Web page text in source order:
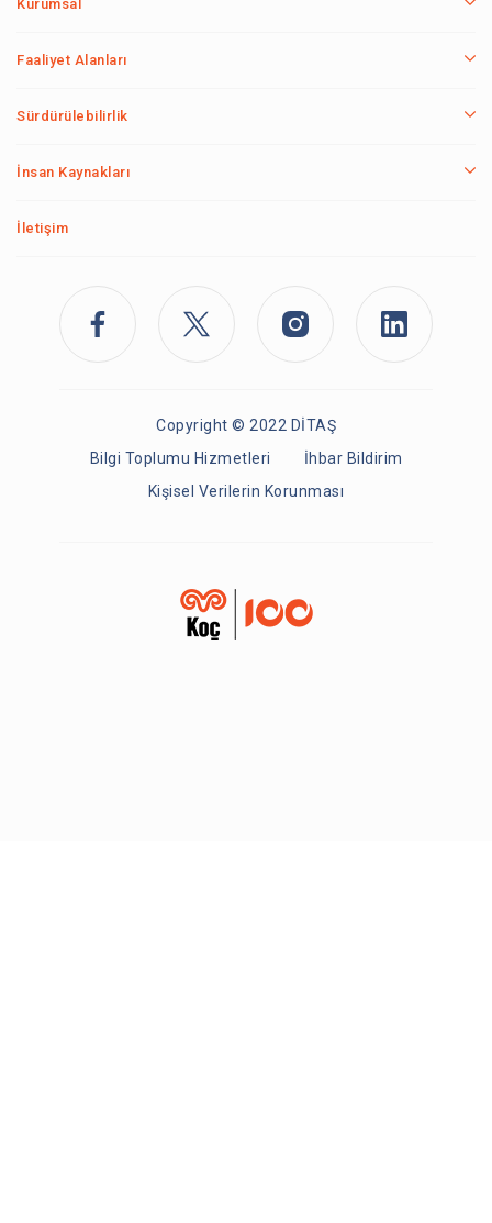
Kurumsal
Faaliyet Alanları
Sürdürülebilirlik
İnsan Kaynakları
İletişim
Copyright © 2022 DİTAŞ
Bilgi Toplumu Hizmetleri
İhbar Bildirim
Kişisel Verilerin Korunması